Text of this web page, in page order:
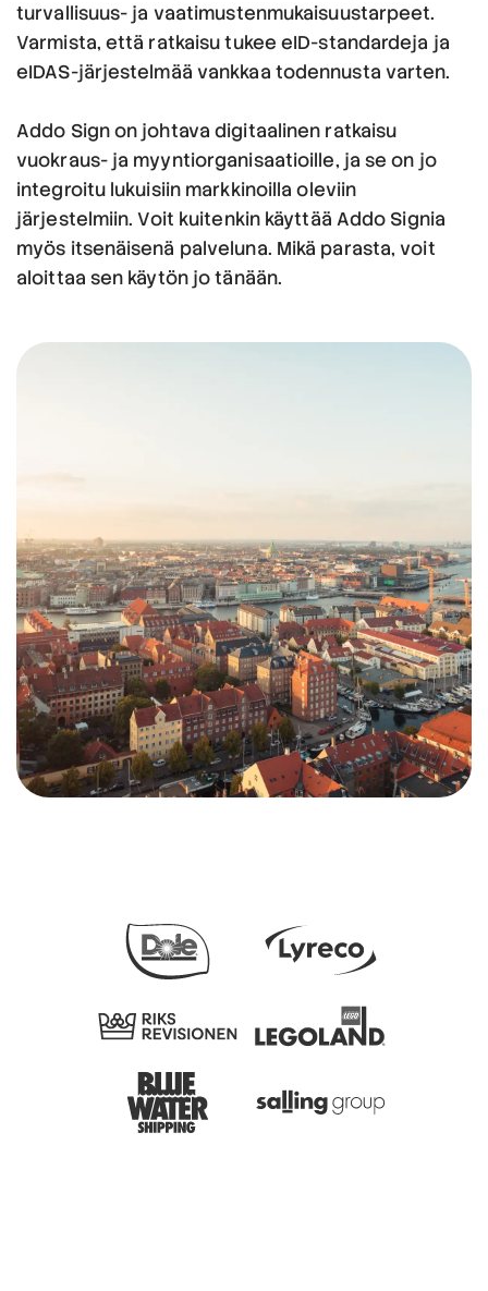
turvallisuus- ja vaatimustenmukaisuustarpeet.
Varmista, että ratkaisu tukee eID-standardeja ja
eIDAS-järjestelmää vankkaa todennusta varten.
Addo Sign on johtava digitaalinen ratkaisu
vuokraus- ja myyntiorganisaatioille, ja se on jo
integroitu lukuisiin markkinoilla oleviin
järjestelmiin. Voit kuitenkin käyttää Addo Signia
myös itsenäisenä palveluna. Mikä parasta, voit
aloittaa sen käytön jo tänään.